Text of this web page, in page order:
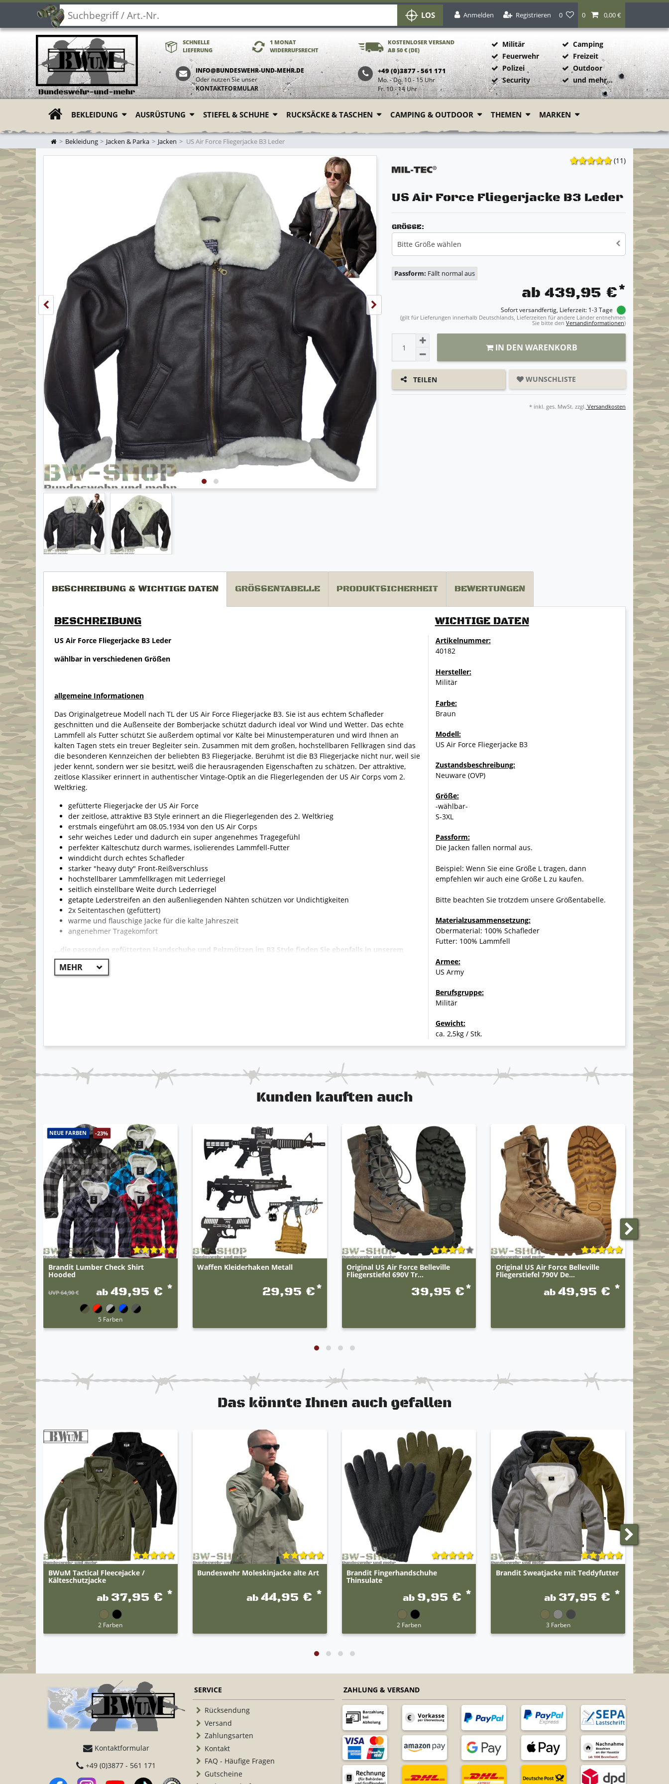
LOS Anmelden Registrieren 0 0 0,00 €
SCHNELLE
LIEFERUNG
1 MONAT
WIDERRUFSRECHT
KOSTENLOSER VERSAND
AB 50 € (DE)
INFO@BUNDESWEHR-UND-MEHR.DE
Oder nutzen Sie unser
KONTAKTFORMULAR
+49 (0)3877 - 561 171
Mo. - Do. 10 - 15 Uhr
Fr. 10 - 14 Uhr
Militär
Feuerwehr
Polizei
Security
Camping
Freizeit
Outdoor
und mehr...
ZUR STARTSEITE
BEKLEIDUNG AUSRÜSTUNG STIEFEL & SCHUHE RUCKSÄCKE & TASCHEN CAMPING & OUTDOOR THEMEN MARKEN
Bekleidung Jacken & Parka Jacken US Air Force Fliegerjacke B3 Leder
(11)
US Air Force Fliegerjacke B3 Leder
GRÖSSE:
Bitte Größe wählen
Passform: Fällt normal aus
ab 439,95 €*
Sofort versandfertig, Lieferzeit: 1-3 Tage
(gilt für Lieferungen innerhalb Deutschlands, Lieferzeiten für andere Länder entnehmen
Sie bitte den Versandinformationen)
IN DEN WARENKORB
TEILEN WUNSCHLISTE
* inkl. ges. MwSt. zzgl. Versandkosten
BESCHREIBUNG & WICHTIGE DATEN GRÖSSENTABELLE PRODUKTSICHERHEIT BEWERTUNGEN
BESCHREIBUNG
US Air Force Fliegerjacke B3 Leder
wählbar in verschiedenen Größen
allgemeine Informationen
Das Originalgetreue Modell nach TL der US Air Force Fliegerjacke B3. Sie ist aus echtem Schafleder
geschnitten und die Außenseite der Bomberjacke schützt dadurch ideal vor Wind und Wetter. Das echte
Lammfell als Futter schützt Sie außerdem optimal vor Kälte bei Minustemperaturen und wird Ihnen an
kalten Tagen stets ein treuer Begleiter sein. Zusammen mit dem großen, hochstellbaren Fellkragen sind das
die besonderen Kennzeichen der beliebten B3 Fliegerjacke. Berühmt ist die B3 Fliegerjacke nicht nur, weil sie
jeder kennt, sondern wer sie besitzt, weiß die herausragenden Eigenschaften zu schätzen. Der attraktive,
zeitlose Klassiker erinnert in authentischer Vintage-Optik an die Fliegerlegenden der US Air Corps vom 2.
Weltkrieg.
gefütterte Fliegerjacke der US Air Force
der zeitlose, attraktive B3 Style erinnert an die Fliegerlegenden des 2. Weltkrieg
erstmals eingeführt am 08.05.1934 von den US Air Corps
sehr weiches Leder und dadurch ein super angenehmes Tragegefühl
perfekter Kälteschutz durch warmes, isolierendes Lammfell-Futter
winddicht durch echtes Schafleder
starker "heavy duty" Front-Reißverschluss
hochstellbarer Lammfellkragen mit Lederriegel
seitlich einstellbare Weite durch Lederriegel
getapte Lederstreifen an den außenliegenden Nähten schützen vor Undichtigkeiten
2x Seitentaschen (gefüttert)
warme und flauschige Jacke für die kalte Jahreszeit
angenehmer Tragekomfort
...die passenden gefütterten Handschuhe und Pelzmützen im B3 Style finden Sie ebenfalls in unserem
Shop!
WICHTIGE DATEN
Artikelnummer:
40182
Hersteller:
Militär
Farbe:
Braun
Modell:
US Air Force Fliegerjacke B3
Zustandsbeschreibung:
Neuware (OVP)
Größe:
-wählbar-
S-3XL
Passform:
Die Jacken fallen normal aus.
Beispiel: Wenn Sie eine Größe L tragen, dann
empfehlen wir auch eine Größe L zu kaufen.
Bitte beachten Sie trotzdem unsere Größentabelle.
Materialzusammensetzung:
Obermaterial: 100% Schafleder
Futter: 100% Lammfell
Armee:
US Army
Berufsgruppe:
Militär
Gewicht:
ca. 2,5kg / Stk.
Kunden kauften auch
NEUE FARBEN -23%
Brandit Lumber Check Shirt
Hooded
UVP 64,90 € ab49,95 € *
5 Farben
Waffen Kleiderhaken Metall
29,95 €*
Original US Air Force Belleville
Fliegerstiefel 690V Tr...
39,95 €*
Original US Air Force Belleville
Fliegerstiefel 790V De...
ab49,95 € *
Das könnte Ihnen auch gefallen
BWuM Tactical Fleecejacke /
Kälteschutzjacke
ab 37,95 € *
2 Farben
Bundeswehr Moleskinjacke alte Art
ab 44,95 € *
Brandit Fingerhandschuhe
Thinsulate
ab 9,95 € *
2 Farben
Brandit Sweatjacke mit Teddyfutter
ab 37,95 € *
3 Farben
UVP
Kontaktformular
+49 (0)3877 - 561 171
SERVICE
Rücksendung
Versand
Zahlungsarten
Kontakt
FAQ - Häufige Fragen
Gutscheine
ZAHLUNG & VERSAND